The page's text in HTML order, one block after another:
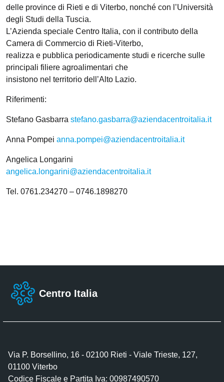
delle province di Rieti e di Viterbo, nonché con l’Università
degli Studi della Tuscia.
L’Azienda speciale Centro Italia, con il contributo della
Camera di Commercio di Rieti-Viterbo,
realizza e pubblica periodicamente studi e ricerche sulle
principali filiere agroalimentari che
insistono nel territorio dell’Alto Lazio.
Riferimenti:
Stefano Gasbarra stefano.gasbarra@aziendacentroitalia.it
Anna Pompei anna.pompei@aziendacentroitalia.it
Angelica Longarini
angelica.longarini@aziendacentroitalia.it
Tel. 0761.234270 – 0746.1898270
Centro Italia
Via P. Borsellino, 16 - 02100 Rieti - Viale Trieste, 127,
01100 Viterbo
Codice Fiscale e Partita Iva: 00987490570